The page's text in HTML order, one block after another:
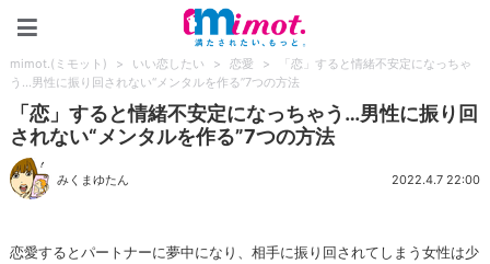
mimot.(ミモット) > いい恋したい > 恋愛 >
「恋」すると情緒不安定になっちゃ
う…男性に振り回されない“メンタルを作る”7つの方法
「恋」すると情緒不安定になっちゃう…男性に振り回
されない“メンタルを作る”7つの方法
みくまゆたん 2022.4.7 22:00
恋愛するとパートナーに夢中になり、相手に振り回されてしまう女性は少